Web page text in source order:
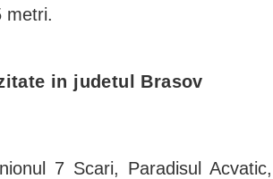
metri.
in judetul Brasov
7 Scari, Paradisul Acvatic,